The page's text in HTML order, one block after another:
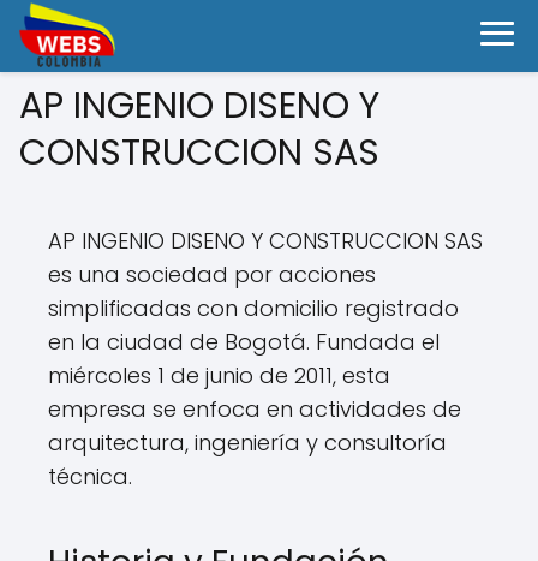
AP INGENIO DISENO Y
CONSTRUCCION SAS
AP INGENIO DISENO Y CONSTRUCCION SAS
es una sociedad por acciones
simplificadas con domicilio registrado
en la ciudad de Bogotá. Fundada el
miércoles 1 de junio de 2011, esta
empresa se enfoca en actividades de
arquitectura, ingeniería y consultoría
técnica.